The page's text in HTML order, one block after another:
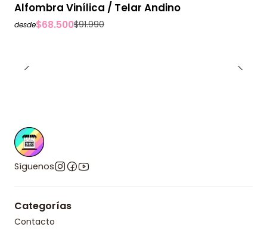
Alfombra Vinílica / Telar Andino
desde$68.500$91.990
Síguenos
Categorías
Contacto